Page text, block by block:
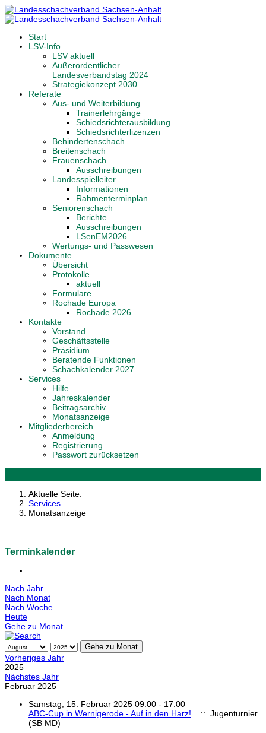
Start
LSV-Info
LSV aktuell
Außerordentlicher
Landesverbandstag 2024
Strategiekonzept 2030
Referate
Aus- und Weiterbildung
Trainerlehrgänge
Schiedsrichterausbildung
Schiedsrichterlizenzen
Behindertenschach
Breitenschach
Frauenschach
Ausschreibungen
Landesspielleiter
Informationen
Rahmenterminplan
Seniorenschach
Berichte
Ausschreibungen
LSenEM2026
Wertungs- und Passwesen
Dokumente
Übersicht
Protokolle
aktuell
Formulare
Rochade Europa
Rochade 2026
Kontakte
Vorstand
Geschäftsstelle
Präsidium
Beratende Funktionen
Schachkalender 2027
Services
Hilfe
Jahreskalender
Beitragsarchiv
Monatsanzeige
Mitgliederbereich
Anmeldung
Registrierung
Passwort zurücksetzen
Aktuelle Seite:
Services
Monatsanzeige
Terminkalender
Nach Jahr
Nach Monat
Nach Woche
Heute
Gehe zu Monat
Gehe zu Monat
Vorheriges Jahr
2025
Nächstes Jahr
Februar 2025
Samstag, 15. Februar 2025 09:00 - 17:00
ABC-Cup in Wernigerode - Auf in den Harz!
:: Jugenturnier
(SB MD)